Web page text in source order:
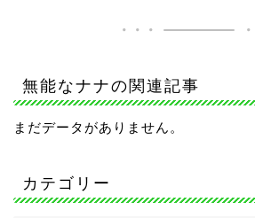
無能なナナの関連記事
まだデータがありません。
カテゴリー